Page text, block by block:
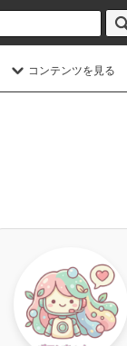
コンテンツを見る